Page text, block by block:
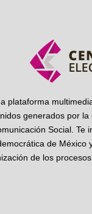
plataforma
generados por
Social. Te
de México
de los